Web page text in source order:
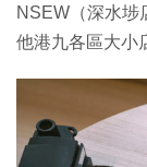
NSEW（深水埗
他港九各區大小